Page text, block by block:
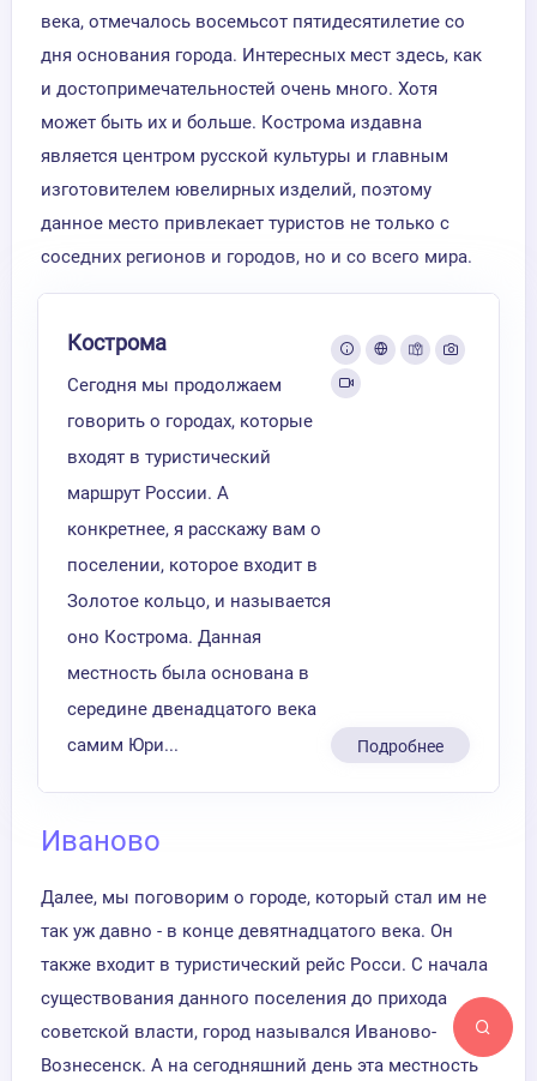
века, отмечалось восемьсот пятидесятилетие со
дня основания города. Интересных мест здесь, как
и достопримечательностей очень много. Хотя
может быть их и больше. Кострома издавна
является центром русской культуры и главным
изготовителем ювелирных изделий, поэтому
данное место привлекает туристов не только с
соседних регионов и городов, но и со всего мира.
Кострома
Сегодня мы продолжаем
говорить о городах, которые
входят в туристический
маршрут России. А
конкретнее, я расскажу вам о
поселении, которое входит в
Золотое кольцо, и называется
оно Кострома. Данная
местность была основана в
середине двенадцатого века
самим Юри...
Подробнее
Иваново
Далее, мы поговорим о городе, который стал им не
так уж давно - в конце девятнадцатого века. Он
также входит в туристический рейс Росси. С начала
существования данного поселения до прихода
советской власти, город назывался Иваново-
Вознесенск. А на сегодняшний день эта местность